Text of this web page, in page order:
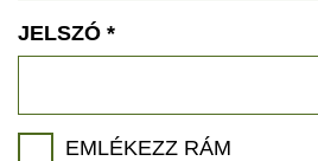
GEOPARKOK
JELSZÓ *
EMLÉKEZZ RÁM